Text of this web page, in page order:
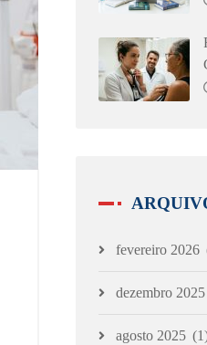
fevereiro 2026
dezembro 2025
agosto 2025